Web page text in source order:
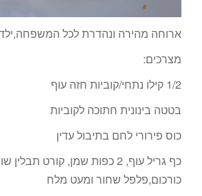
ארוחה מהירה ונהדרת לכל
מצרכים:
1/2 קילו נתחי/קוביות חזה עוף
בטטה בינונית חתוכה לקוביות
כוס פירורי לחם בתיבול עדין
כף גריל עוף, 2 כפות שמן, קורט
כורכום,פלפל שחור ומעט מלח